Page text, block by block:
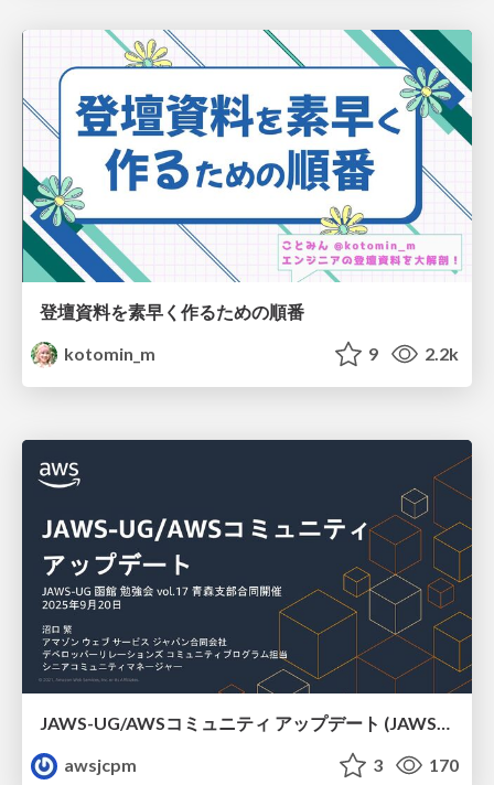
登壇資料を素早く作るための順番
kotomin_m
9 2.2k
awsjcpm
3 170